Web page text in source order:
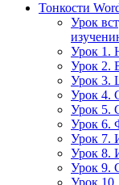
Тонкости
Урок
Урок 1.
Урок 2.
Урок 3.
Урок 4.
Урок 5.
Урок 6.
Урок 7.
Урок 8.
Урок 9.